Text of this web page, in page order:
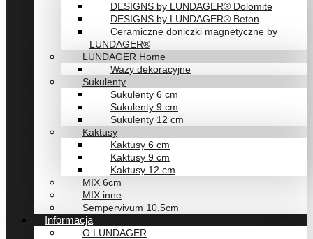
DESIGNS by LUNDAGER® Dolomite
DESIGNS by LUNDAGER® Beton
Ceramiczne doniczki magnetyczne by
LUNDAGER®
LUNDAGER Home
Wazy dekoracyjne
Sukulenty
Sukulenty 6 cm
Sukulenty 9 cm
Sukulenty 12 cm
Kaktusy
Kaktusy 6 cm
Kaktusy 9 cm
Kaktusy 12 cm
MIX 6cm
MIX inne
Sempervivum 10,5cm
Informacja
O LUNDAGER